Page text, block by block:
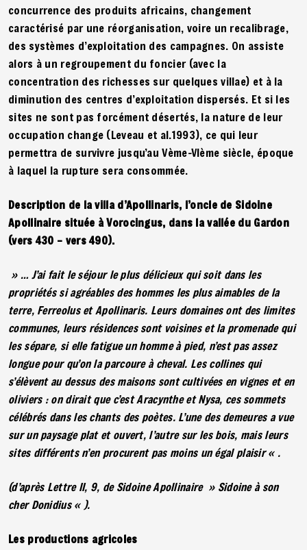
concurrence des produits africains, changement
caractérisé par une réorganisation, voire un recalibrage,
des systèmes d’exploitation des campagnes. On assiste
alors à un regroupement du foncier (avec la
concentration des richesses sur quelques villae) et à la
diminution des centres d’exploitation dispersés. Et si les
sites ne sont pas forcément désertés, la nature de leur
occupation change (Leveau et al.1993), ce qui leur
permettra de survivre jusqu’au Vème-VIème siècle, époque
à laquel la rupture sera consommée.
Description de la villa d’Apollinaris, l’oncle de Sidoine
Apollinaire située à Vorocingus, dans la vallée du Gardon
(vers 430 – vers 490).
» … J’ai fait le séjour le plus délicieux qui soit dans les
propriétés si agréables des hommes les plus aimables de la
terre, Ferreolus et Apollinaris. Leurs domaines ont des limites
communes, leurs résidences sont voisines et la promenade qui
les sépare, si elle fatigue un homme à pied, n’est pas assez
longue pour qu’on la parcoure à cheval. Les collines qui
s’élèvent au dessus des maisons sont cultivées en vignes et en
oliviers : on dirait que c’est Aracynthe et Nysa, ces sommets
célébrés dans les chants des poètes. L’une des demeures a vue
sur un paysage plat et ouvert, l’autre sur les bois, mais leurs
sites différents n’en procurent pas moins un égal plaisir « .
(d’après Lettre II, 9, de Sidoine Apollinaire » Sidoine à son
cher Donidius « ).
Les productions agricoles